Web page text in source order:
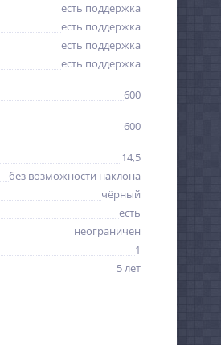
есть поддержка
есть поддержка
есть поддержка
есть поддержка
600
600
14,5
без возможности наклона
чёрный
есть
неограничен
1
5 лет